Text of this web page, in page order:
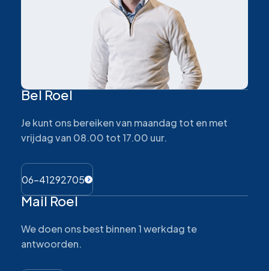
Bel Roel
Je kunt ons bereiken van maandag tot en met
vrijdag van 08.00 tot 17.00 uur.
06-41292705
Mail Roel
We doen ons best binnen 1 werkdag te
antwoorden.